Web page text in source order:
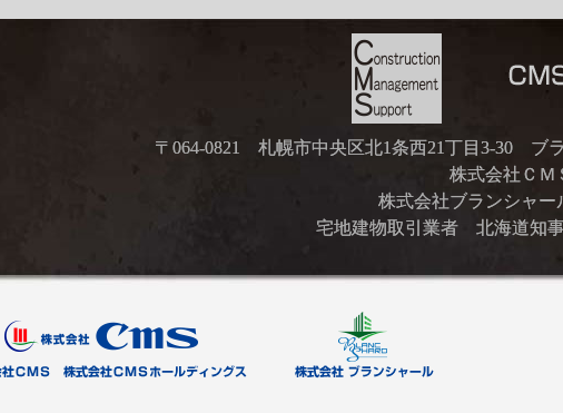
〒064-0821 札幌市中央区北1条西21丁目3-30 ブ
株式会社ＣＭ
株式会社ブランシャ
宅地建物取引業者 北海道知